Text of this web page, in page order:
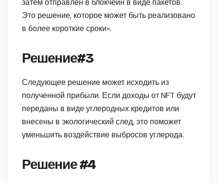
затем отправлен в блокчейн в виде пакетов.
Это решение, которое может быть реализовано
в более короткие сроки».
Решение#3
Следующее решение может исходить из
полученной прибыли. Если доходы от NFT будут
переданы в виде углеродных кредитов или
внесены в экологический след, это поможет
уменьшить воздействие выбросов углерода.
Решение#4